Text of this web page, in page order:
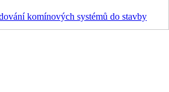
komínových systémů do stavby